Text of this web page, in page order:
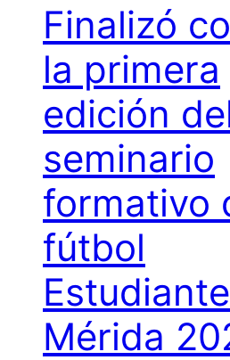
Finalizó
la primera
edición
seminario
formativo
fútbol
Mérida